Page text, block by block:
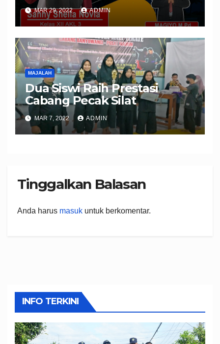
MAR 29, 2022 ADMIN
MAJALAH
Dua Siswi Raih Prestasi
Cabang Pecak Silat
MAR 7, 2022 ADMIN
Tinggalkan Balasan
Anda harus masuk untuk berkomentar.
INFO TERKINI